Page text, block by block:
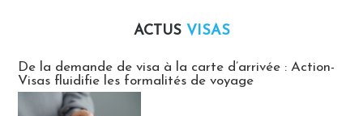
ACTUS VISAS
De la demande de visa à la carte d’arrivée : Action-
Visas fluidifie les formalités de voyage